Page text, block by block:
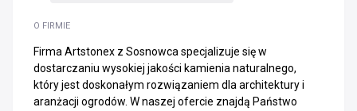
O FIRMIE
Firma Artstonex z Sosnowca specjalizuje się w
dostarczaniu wysokiej jakości kamienia naturalnego,
który jest doskonałym rozwiązaniem dla architektury i
aranżacji ogrodów. W naszej ofercie znajdą Państwo